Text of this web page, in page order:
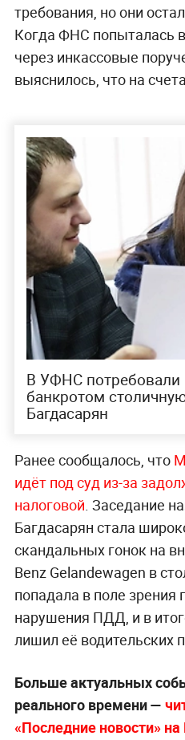
требования, но они
Когда ФНС попыталась
через инкассовые
выяснилось, что на
В УФНС потребовали
банкротом
Багдасарян
Ранее сообщалось, что
идёт под суд из-за
налоговой. Заседание
Багдасарян стала
скандальных гонок на
Benz Gelandewagen в
попадала в поле зрения
нарушения ПДД, и в
лишил её водительских
Больше актуальных
реального времени —
«Последние новости»